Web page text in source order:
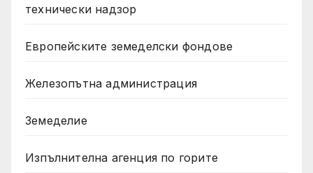
технически надзор
Европейските земеделски фондове
Железопътна администрация
Земеделие
Изпълнителна агенция по горите